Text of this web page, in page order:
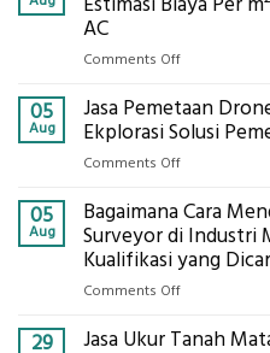
Ukur
Presisi
untuk
Akurat
AC
Comments Offon
Harga
Panel
di
2026,
ini
Estimasi
Per
05
Aug
Jasa Pemetaan
Ekplorasi Solusi
Comments Offon
Pemetaan
Drone
LiDAR
Mataram,
Solusi
05
Aug
Bagaimana Cara
Surveyor di Industri
Kualifikasi yang
Comments Offon
Cara
29
Jasa Ukur Tanah